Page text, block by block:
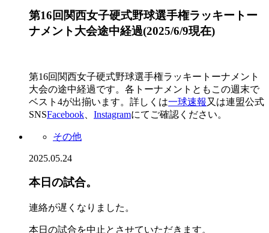
第16回関西女子硬式野球選手権ラッキートー
ナメント大会途中経過(2025/6/9現在)
第16回関西女子硬式野球選手権ラッキートーナメント
大会の途中経過です。各トーナメントともこの週末で
ベスト4が出揃います。詳しくは一球速報 又は連盟公式
SNSFacebook Instagramにてご確認ください。
その他
2025.05.24
本日の試合。
連絡が遅くなりました。
本日の試合を中止とさせていただきます。